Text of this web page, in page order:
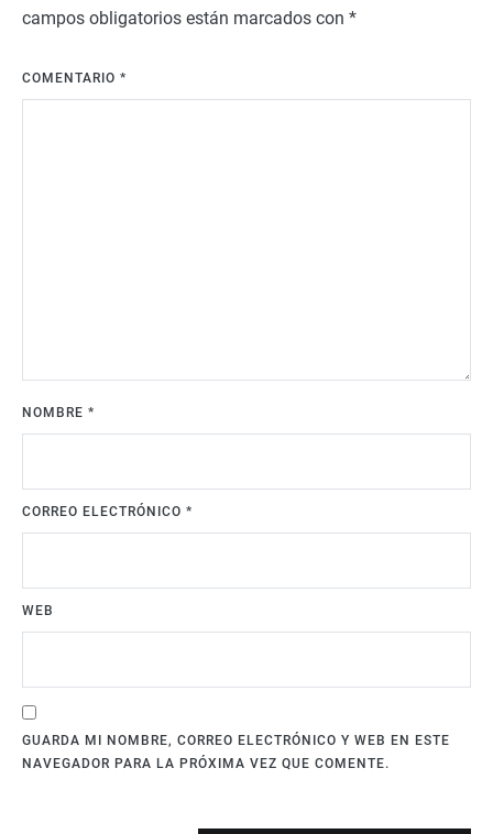
campos obligatorios están marcados con *
COMENTARIO *
NOMBRE *
CORREO ELECTRÓNICO *
WEB
GUARDA MI NOMBRE, CORREO ELECTRÓNICO Y WEB EN ESTE
NAVEGADOR PARA LA PRÓXIMA VEZ QUE COMENTE.